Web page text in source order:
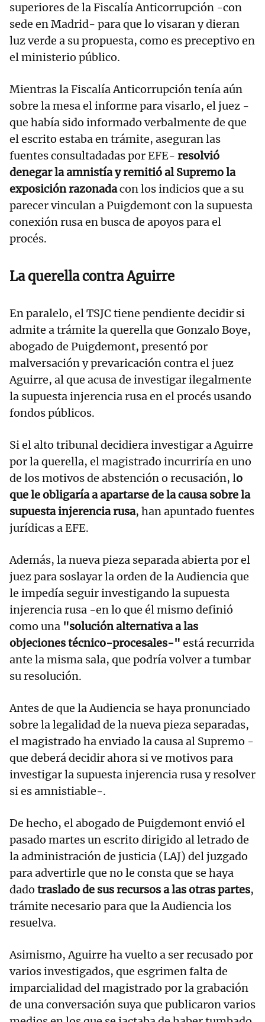
superiores de la Fiscalía Anticorrupción -con
sede en Madrid- para que lo visaran y dieran
luz verde a su propuesta, como es preceptivo en
el ministerio público.
Mientras la Fiscalía Anticorrupción tenía aún
sobre la mesa el informe para visarlo, el juez -
que había sido informado verbalmente de que
el escrito estaba en trámite, aseguran las
fuentes consultadadas por EFE- resolvió
denegar la amnistía y remitió al Supremo la
exposición razonadacon los indicios que a su
parecer vinculan a Puigdemont con la supuesta
conexión rusa en busca de apoyos para el
procés.
La querella contra Aguirre
En paralelo, el TSJC tiene pendiente decidir si
admite a trámite la querella que Gonzalo Boye,
abogado de Puigdemont, presentó por
malversación y prevaricación contra el juez
Aguirre, al que acusa de investigar ilegalmente
la supuesta injerencia rusa en el procés usando
fondos públicos.
Si el alto tribunal decidiera investigar a Aguirre
por la querella, el magistrado incurriría en uno
de los motivos de abstención o recusación, lo
que le obligaría a apartarse de la causa sobre la
supuesta injerencia rusa, han apuntado fuentes
jurídicas a EFE.
Además, la nueva pieza separada abierta por el
juez para soslayar la orden de la Audiencia que
le impedía seguir investigando la supuesta
injerencia rusa -en lo que él mismo definió
como una "solución alternativa a las
objeciones técnico-procesales-" está recurrida
ante la misma sala, que podría volver a tumbar
su resolución.
Antes de que la Audiencia se haya pronunciado
sobre la legalidad de la nueva pieza separadas,
el magistrado ha enviado la causa al Supremo -
que deberá decidir ahora si ve motivos para
investigar la supuesta injerencia rusa y resolver
si es amnistiable-.
De hecho, el abogado de Puigdemont envió el
pasado martes un escrito dirigido al letrado de
la administración de justicia (LAJ) del juzgado
para advertirle que no le consta que se haya
dado traslado de sus recursos a las otras partes,
trámite necesario para que la Audiencia los
resuelva.
Asimismo, Aguirre ha vuelto a ser recusado por
varios investigados, que esgrimen falta de
imparcialidad del magistrado por la grabación
de una conversación suya que publicaron varios